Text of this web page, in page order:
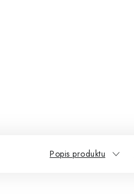
Popis produktu